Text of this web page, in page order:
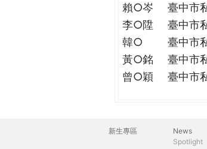
賴○岑
臺中市
李○陞
臺中市
韓○
臺中市
黃○銘
臺中市
曾○穎
臺中市
主
新生專區
News
Spotlight